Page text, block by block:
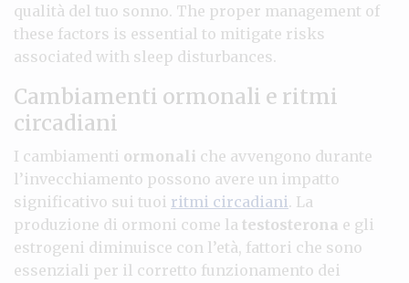
qualità del tuo sonno. The proper management of
these factors is essential to mitigate risks
associated with sleep disturbances.
Cambiamenti ormonali e ritmi
circadiani
I cambiamenti ormonali che avvengono durante
l’invecchiamento possono avere un impatto
significativo sui tuoi ritmi circadiani. La
produzione di ormoni come la testosterona e gli
estrogeni diminuisce con l’età, fattori che sono
essenziali per il corretto funzionamento dei